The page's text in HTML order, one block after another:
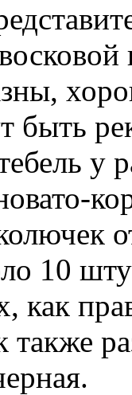
быть
у
10
как